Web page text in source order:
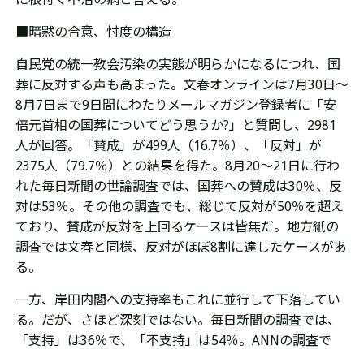
■暗黙の合意、忖度の構造
自民党の統一教会汚染の実態が明らかになるにつれ、国
葬に反対する声も高まった。 文春オンラインは7月30日～
8月7日まで9日間にわたりメールマガジン登録者に「安
倍元首相の国葬についてどう思うか?」と質問し、2981
人が回答。
「賛成」が499人（16.7％）、「反対」が
2375人（79.7％）との結果を得た。 8月20～21日に行わ
れた毎日新聞の世論調査では、国葬への賛成は30％、反
対は53％。 その他の調査でも、総じて反対が50％を超え
ており、賛成が反対を上回るケースは皆無だ。地方紙の
調査では文春と同様、反対がほぼ8割に達したケースがあ
る。
一方、岸田内閣への支持率もこれに並行して下落してい
る。だが、さほど深刻ではない。毎日新聞の調査では、
「支持」は36％で、
「不支持」は54％。ANNの調査で